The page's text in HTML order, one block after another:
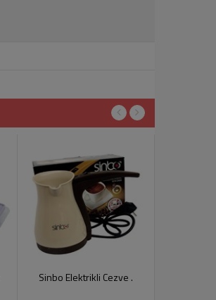
Sinbo Elektrikli Cezve .